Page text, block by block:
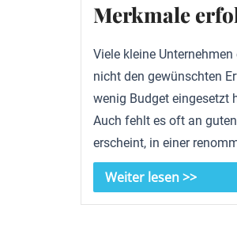
Merkmale
Viele kleine
nicht den gewünschten
wenig Budget eingesetzt
Auch fehlt es oft an
erscheint, in einer
Weiter lesen >>